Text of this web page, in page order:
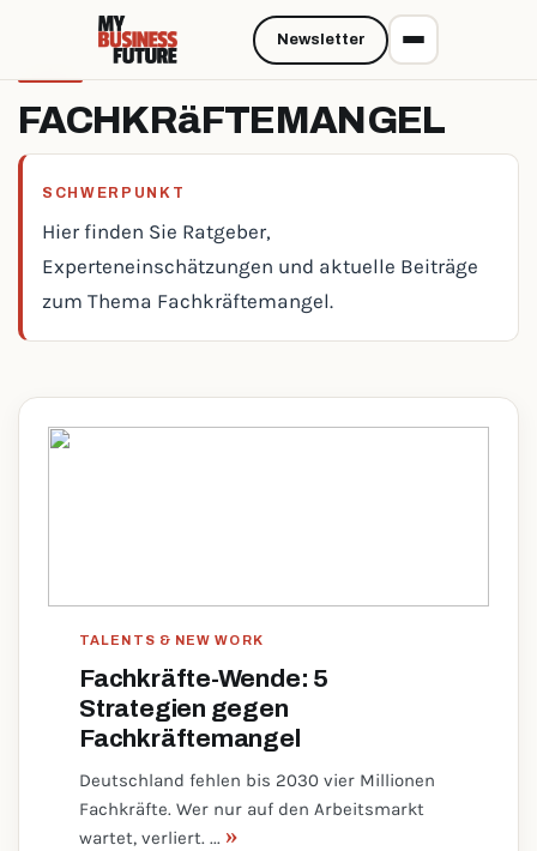
FACHKRäFTEMANGEL
SCHWERPUNKT
Hier finden Sie Ratgeber,
Experteneinschätzungen und aktuelle Beiträge
zum Thema Fachkräftemangel.
TALENTS & NEW WORK
Fachkräfte-Wende: 5
Strategien gegen
Fachkräftemangel
Deutschland fehlen bis 2030 vier Millionen
Fachkräfte. Wer nur auf den Arbeitsmarkt
wartet, verliert. ... »
Newsletter